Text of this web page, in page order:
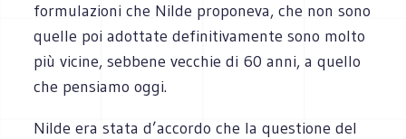
formulazioni che Nilde proponeva, che non sono
quelle poi adottate definitivamente sono molto
più vicine, sebbene vecchie di 60 anni, a quello
che pensiamo oggi.
Nilde era stata d’accordo che la questione del